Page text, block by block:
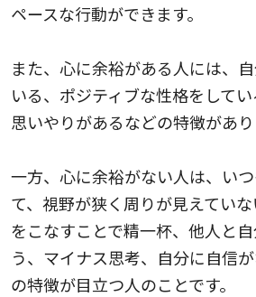
ペースな行動ができます。
また、心に余裕がある人には、
いる、ポジティブな性格をして
思いやりがあるなどの特徴があり
一方、心に余裕がない人は、い
て、視野が狭く周りが見えてい
をこなすことで精一杯、他人と
う、マイナス思考、自分に自信
の特徴が目立つ人のことです。